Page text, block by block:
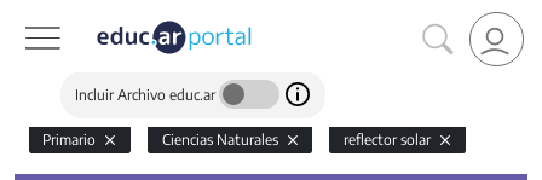
Incluir Archivo educ.ar
Primario Ciencias Naturales reflector solar